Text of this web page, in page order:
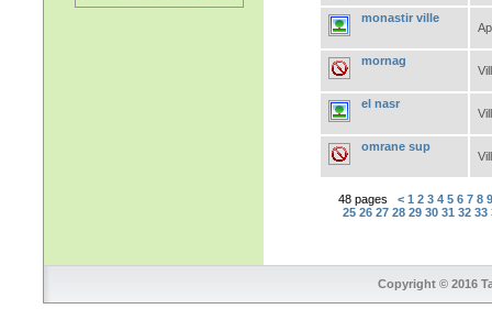
monastir ville
mornag
el nasr
omrane sup
48 pages < 1 2 3 4 5 6 7 8
25 26 27 28 29 30 31 32 33
Copyright © 2016